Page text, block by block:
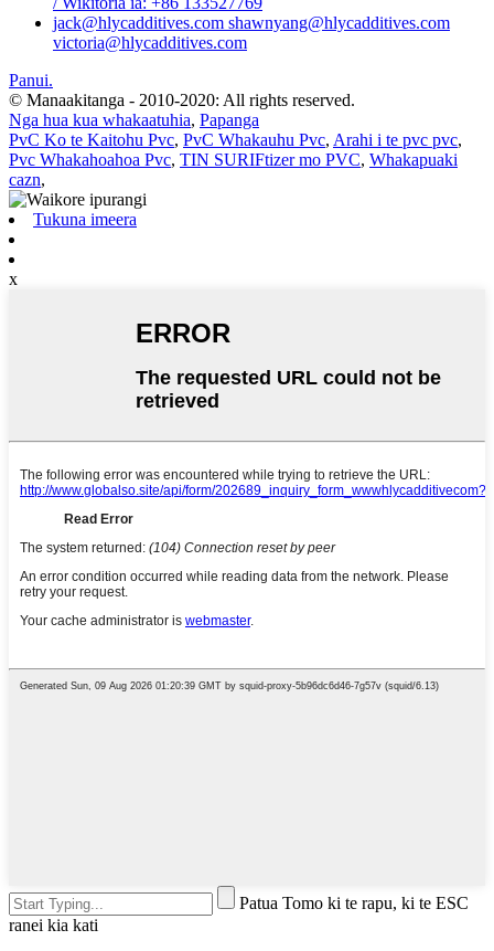
jack@hlycadditives.com shawnyang@hlycadditives.com
victoria@hlycadditives.com
Panui.
© Manaakitanga - 2010-2020: All rights reserved.
Nga hua kua whakaatuhia, Papanga
PvC Ko te Kaitohu Pvc, PvC Whakauhu Pvc, Arahi i te pvc pvc,
Pvc Whakahoahoa Pvc, TIN SURIFtizer mo PVC, Whakapuaki
cazn,
Tukuna imeera
x
Patua Tomo ki te rapu, ki te ESC
ranei kia kati